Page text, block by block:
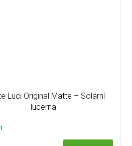
Luci Original Matte – Solární
lucerna